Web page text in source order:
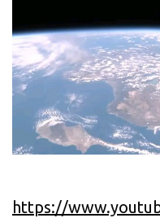
https://